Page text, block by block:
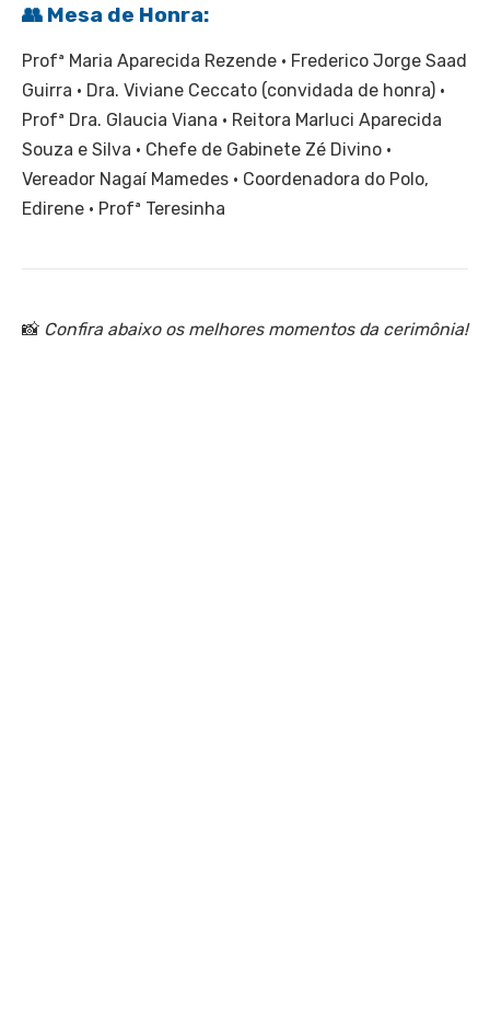
👥 Mesa de Honra:
Profª Maria Aparecida Rezende • Frederico Jorge Saad
Guirra • Dra. Viviane Ceccato (convidada de honra) •
Profª Dra. Glaucia Viana • Reitora Marluci Aparecida
Souza e Silva • Chefe de Gabinete Zé Divino •
Vereador Nagaí Mamedes • Coordenadora do Polo,
Edirene • Profª Teresinha
📸 Confira abaixo os melhores momentos da cerimônia!